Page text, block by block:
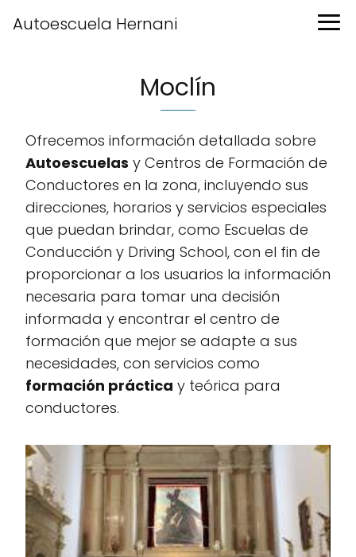
Autoescuela Hernani
Moclín
Ofrecemos información detallada sobre
Autoescuelas y Centros de Formación de
Conductores en la zona, incluyendo sus
direcciones, horarios y servicios especiales
que puedan brindar, como Escuelas de
Conducción y Driving School, con el fin de
proporcionar a los usuarios la información
necesaria para tomar una decisión
informada y encontrar el centro de
formación que mejor se adapte a sus
necesidades, con servicios como
formación práctica y teórica para
conductores.